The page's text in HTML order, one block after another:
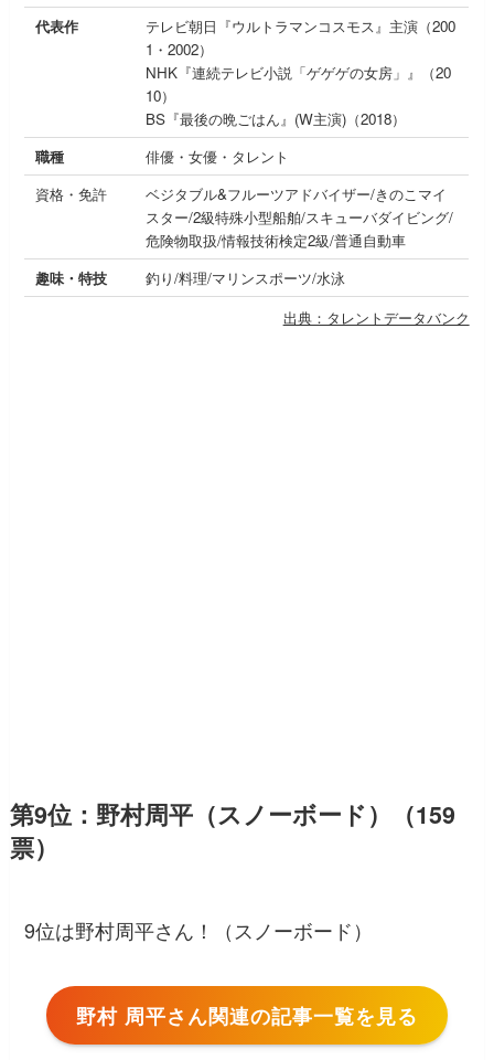
代表作
テレビ朝日『ウルトラマンコスモス』主演（200
1・2002）
NHK『連続テレビ小説「ゲゲゲの女房」』（20
10）
BS『最後の晩ごはん』(W主演)（2018）
職種
俳優・女優・タレント
資格・免許
ベジタブル&フルーツアドバイザー/きのこマイ
スター/2級特殊小型船舶/スキューバダイビング/
危険物取扱/情報技術検定2級/普通自動車
趣味・特技
釣り/料理/マリンスポーツ/水泳
出典：タレントデータバンク
第9位：野村周平（スノーボード）（159
票）
9位は野村周平さん！（スノーボード）
野村 周平さん関連の記事一覧を見る